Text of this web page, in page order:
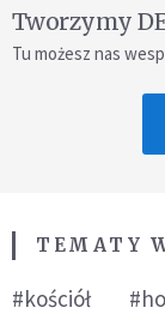
Tworzymy
Tu możesz nas
TEMATY
#kościół